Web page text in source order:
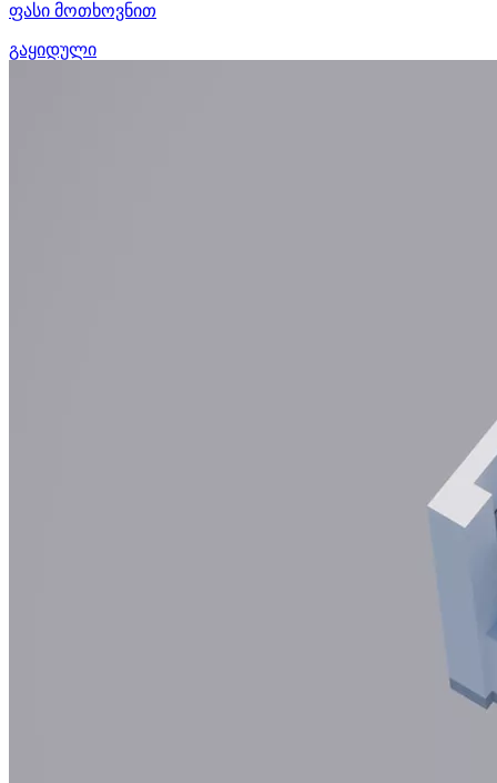
ფასი მოთხოვნით
გაყიდული